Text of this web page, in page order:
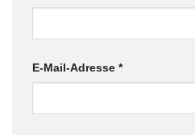
E-Mail-Adresse *